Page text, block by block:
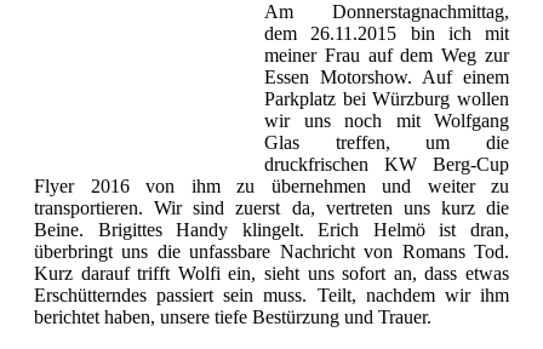
Am Donnerstagnachmittag,
dem 26.11.2015 bin ich mit
meiner Frau auf dem Weg zur
Essen Motorshow. Auf einem
Parkplatz bei Würzburg wollen
wir uns noch mit Wolfgang
Glas treffen, um die
druckfrischen KW Berg-Cup
Flyer 2016 von ihm zu übernehmen und weiter zu
transportieren. Wir sind zuerst da, vertreten uns kurz die
Beine. Brigittes Handy klingelt. Erich Helmö ist dran,
überbringt uns die unfassbare Nachricht von Romans Tod.
Kurz darauf trifft Wolfi ein, sieht uns sofort an, dass etwas
Erschütterndes passiert sein muss. Teilt, nachdem wir ihm
berichtet haben, unsere tiefe Bestürzung und Trauer.